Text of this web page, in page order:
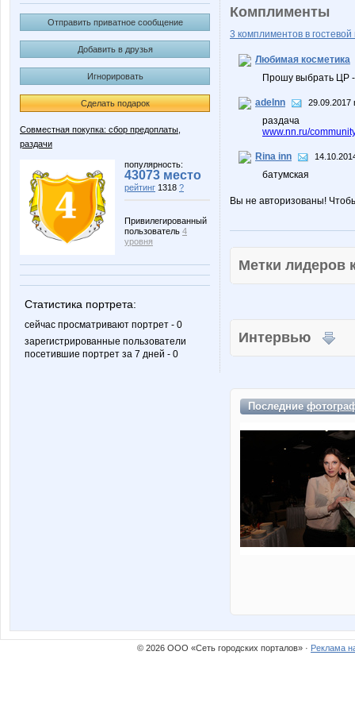
Отправить приватное сообщение
Добавить в друзья
Игнорировать
Сделать подарок
Совместная покупка: сбор предоплаты,
раздачи
популярность:
43073 место
рейтинг 1318 ?
Привилегированный
пользователь 4
уровня
Статистика портрета:
сейчас просматривают портрет - 0
зарегистрированные пользователи
посетившие портрет за 7 дней - 0
Комплименты
3 комплиментов в гостевой
Любимая косметика
Прошу выбрать ЦР
adelnn 29.09.2017
раздача
www.nn.ru/
Rina inn
батумская
Вы не авторизованы!
Метки
Интервью
Последние
© 2026 ООО «Сеть городских порталов» · Реклама